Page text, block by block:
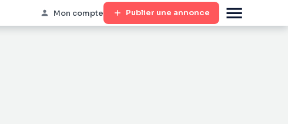
Mon compte Publier une annonce